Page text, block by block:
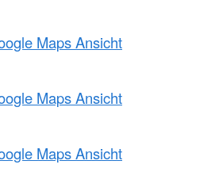
Maps Ansicht
Maps Ansicht
Maps Ansicht